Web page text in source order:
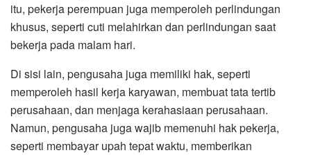
itu, pekerja perempuan juga memperoleh perlindungan
khusus, seperti cuti melahirkan dan perlindungan saat
bekerja pada malam hari.
Di sisi lain, pengusaha juga memiliki hak, seperti
memperoleh hasil kerja karyawan, membuat tata tertib
perusahaan, dan menjaga kerahasiaan perusahaan.
Namun, pengusaha juga wajib memenuhi hak pekerja,
seperti membayar upah tepat waktu, memberikan